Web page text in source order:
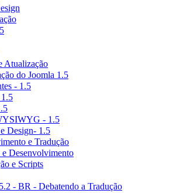
do Joomla 1.5
- 1.5
- 1.5
Design- 1.5
e Tradução
Desenvolvimento
e Scripts
- BR - Debatendo a Tradução